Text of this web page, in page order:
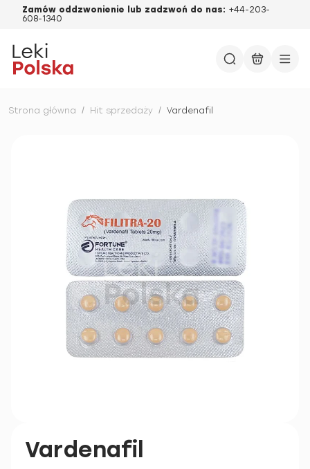
Zamów oddzwonienie lub zadzwoń do nas: +44-203-
608-1340
Strona główna / Hit sprzedaży / Vardenafil
Vardenafil